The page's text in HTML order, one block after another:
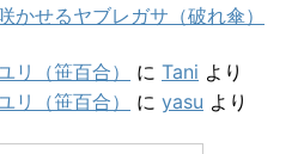
かせるヤブレガサ（破れ傘）
リ（笹百合）
に Tani より
リ（笹百合）
に yasu より